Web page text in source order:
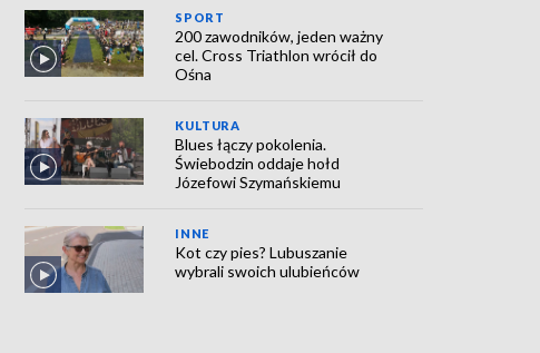
SPORT
200 zawodników, jeden ważny
cel. Cross Triathlon wrócił do
Ośna
KULTURA
Blues łączy pokolenia.
Świebodzin oddaje hołd
Józefowi Szymańskiemu
INNE
Kot czy pies? Lubuszanie
wybrali swoich ulubieńców